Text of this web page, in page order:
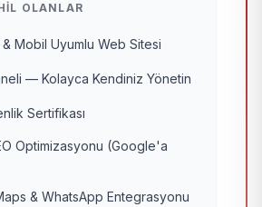
OLANLAR
& Mobil Uyumlu Web Sitesi
— Kolayca Kendiniz Yönetin
Sertifikası
Optimizasyonu (Google'a
& WhatsApp Entegrasyonu